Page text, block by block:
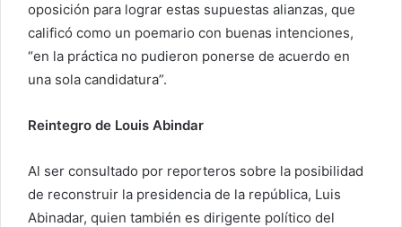
oposición para lograr estas supuestas alianzas, que
calificó como un poemario con buenas intenciones,
“en la práctica no pudieron ponerse de acuerdo en
una sola candidatura”.
Reintegro de Louis Abindar
Al ser consultado por reporteros sobre la posibilidad
de reconstruir la presidencia de la república, Luis
Abinadar, quien también es dirigente político del